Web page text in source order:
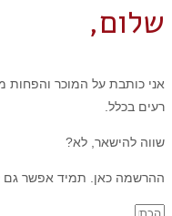
שלום,
אני כותבת על המוכר והפחות
רעים בכלל.
שווה להישאר, לא?
ההרשמה כאן. תמיד אפשר גם